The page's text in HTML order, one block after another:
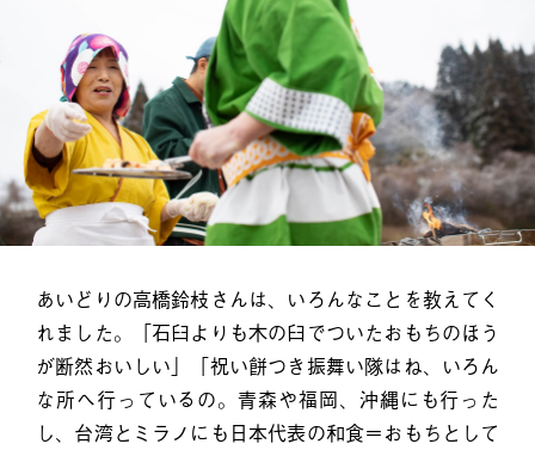
あいどりの高橋鈴枝さんは、いろんなことを教えてく
れました。「石臼よりも木の臼でついたおもちのほう
が断然おいしい」「祝い餅つき振舞い隊はね、いろん
な所へ行っているの。青森や福岡、沖縄にも行った
し、台湾とミラノにも日本代表の和食＝おもちとして